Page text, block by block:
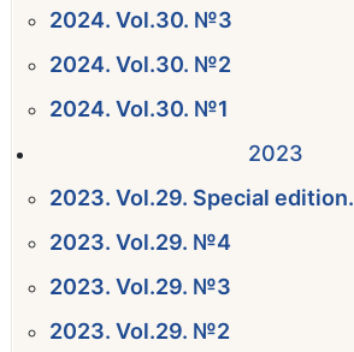
2024. Vol.30. №3
2024. Vol.30. №2
2024. Vol.30. №1
2023
2023. Vol.29. Special edition.
2023. Vol.29. №4
2023. Vol.29. №3
2023. Vol.29. №2